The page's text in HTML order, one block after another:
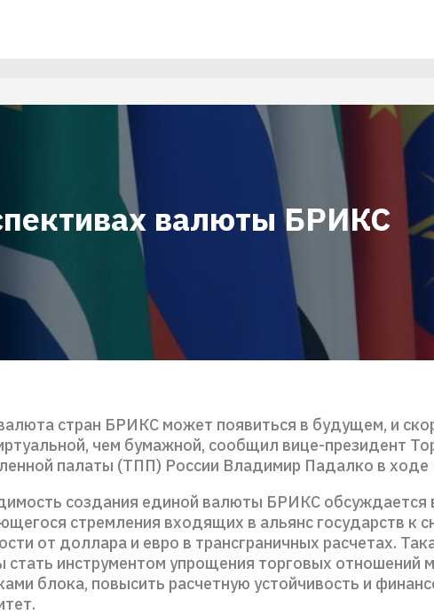
валюты БРИКС
стран БРИКС может появиться в будущем, и
чем бумажной, сообщил вице-президент
палаты (ТПП) России Владимир Падалко в
создания единой валюты БРИКС обсуждается
стремления входящих в альянс государств к
от доллара и евро в трансграничных расчетах.
стать инструментом упрощения торговых отношений
блока, повысить расчетную устойчивость и